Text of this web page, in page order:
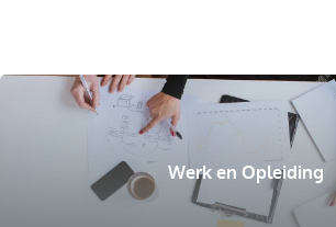
Werk en Opleiding